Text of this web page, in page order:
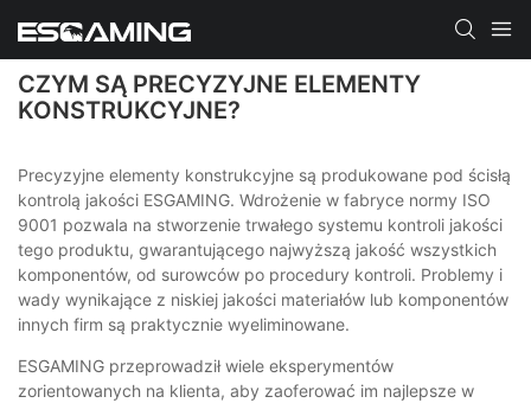
CZYM SĄ PRECYZYJNE ELEMENTY
KONSTRUKCYJNE?
Precyzyjne elementy konstrukcyjne są produkowane pod ścisłą
kontrolą jakości ESGAMING. Wdrożenie w fabryce normy ISO
9001 pozwala na stworzenie trwałego systemu kontroli jakości
tego produktu, gwarantującego najwyższą jakość wszystkich
komponentów, od surowców po procedury kontroli. Problemy i
wady wynikające z niskiej jakości materiałów lub komponentów
innych firm są praktycznie wyeliminowane.
ESGAMING przeprowadził wiele eksperymentów
zorientowanych na klienta, aby zaoferować im najlepsze w